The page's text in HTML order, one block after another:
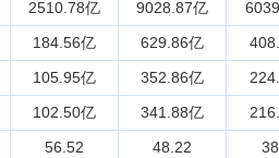
2510.78亿 9028.87亿
184.56亿 629.86亿
105.95亿 352.86亿
102.50亿 341.88亿
56.52 48.22